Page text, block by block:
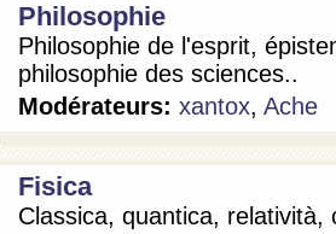
Philosophie
Philosophie de l'esprit,
philosophie des sciences..
Modérateurs: xantox, Ache
Fisica
Classica, quantica, relatività,